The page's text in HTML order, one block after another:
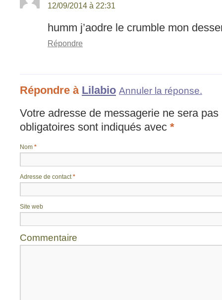
12/09/2014 à 22:31
humm j’aodre le crumble mon
Répondre
Répondre à Lilabio Annuler la réponse.
Votre adresse de messagerie ne sera pas
obligatoires sont indiqués avec *
Nom *
Adresse de contact*
Site web
Commentaire